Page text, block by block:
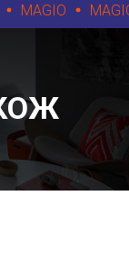
MAGIO MAGIO